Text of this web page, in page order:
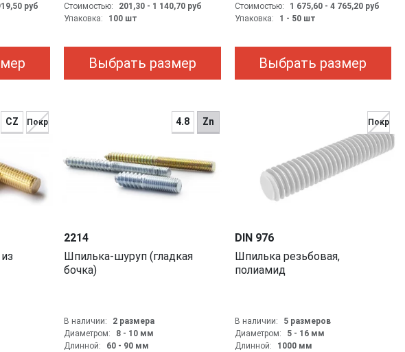
руб
Стоимостью:
201,30 - 1 140,70 руб
Упаковка:
100 шт
Выбрать размер
Стоимостью:
1 675,60 - 4 765,20 руб
Упаковка:
1 - 50 шт
Выбрать размер
CZ Покр 4.8 Zn
2214
Шпилька-шуруп (гладкая
бочка)
В наличии:
2 размера
Диаметром:
8 - 10 мм
Длинной:
60 - 90 мм
Покр
DIN 976
Шпилька резьбовая,
полиамид
В наличии:
5 размеров
Диаметром:
5 - 16 мм
Длинной:
1000 мм